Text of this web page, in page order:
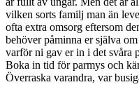
vilken sorts familj man än
ofta extra omsorg eftersom
behöver påminna er själva
varför ni gav er in i det svåra
Boka in tid för parmys och
Överraska varandra, var